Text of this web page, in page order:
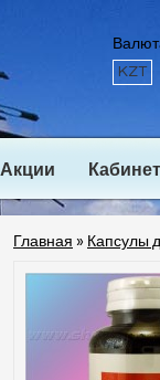
KZT
Акции Кабинет
Главная » Капсулы